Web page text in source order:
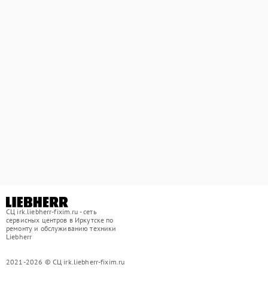
СЦ irk.liebherr-fixim.ru - сеть
сервисных центров в Иркутске по
ремонту и обслуживанию техники
Liebherr
2021-2026 © СЦ irk.liebherr-fixim.ru